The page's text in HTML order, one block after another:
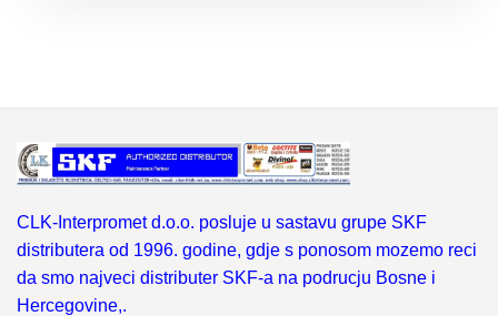
CLK-Interpromet d.o.o. posluje u sastavu grupe SKF
distributera od 1996. godine, gdje s ponosom mozemo reci
da smo najveci distributer SKF-a na podrucju Bosne i
Hercegovine,.